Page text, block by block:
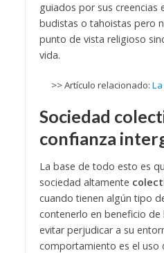
guiados por sus creencias
budistas o tahoistas pero
punto de vista religioso
vida.
>> Artículo relacionado:
Sociedad
confianza
La base de todo esto es
sociedad altamente
cuando tienen algún tipo
contenerlo en beneficio
evitar perjudicar a su
comportamiento es el uso